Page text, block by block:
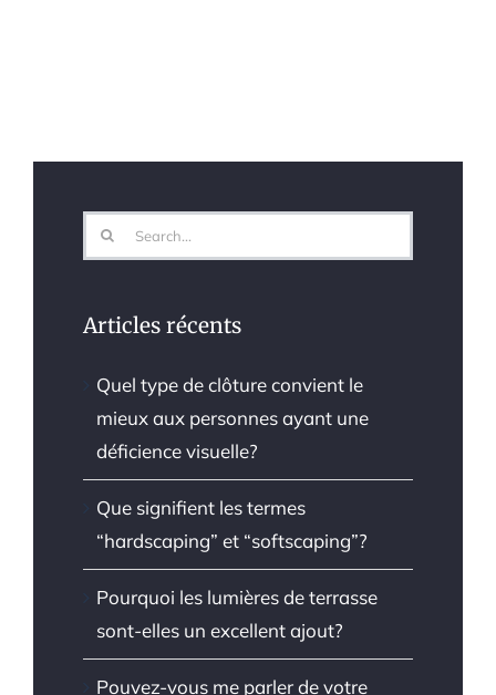
Search
for:
Articles récents
Quel type de clôture convient le
mieux aux personnes ayant une
déficience visuelle?
Que signifient les termes
“hardscaping” et “softscaping”?
Pourquoi les lumières de terrasse
sont-elles un excellent ajout?
Pouvez-vous me parler de votre